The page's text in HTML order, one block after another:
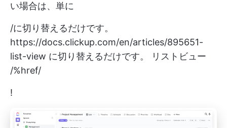
い場合は、単に
/に切り替えるだけです。
https://docs.clickup.com/en/articles/895651-
list-view に切り替えるだけです。 リストビュー
/%href/
!